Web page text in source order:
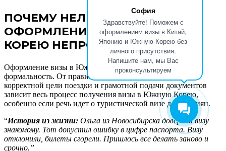
София
Здравствуйте! Поможем с
оформлением визы в Китай,
Японию и Южную Корею без
личного присутствия.
Напишите нам, мы Вас
проконсультируем
ПОЧЕМУ НЕЛЬЗЯ ДОВЕРЯТЬ
ОФОРМЛЕНИЕ K ETA ВИЗЫ В
КОРЕЮ НЕПРОФЕССИОНАЛАМ
Оформление визы в Южную Корею — это не просто
формальность. От правильного заполнения анкеты,
корректной цели поездки и грамотной подачи документов
зависит весь процесс получения визы в Южную Корею,
особенно если речь идет о туристической визе для россиян.
“История из жизни: Ольга из Новосибирска доверила визу
знакомому. Тот допустил ошибку в цифре паспорта. Визу
отклонили, билеты сгорели. Пришлось все делать заново и
срочно.”